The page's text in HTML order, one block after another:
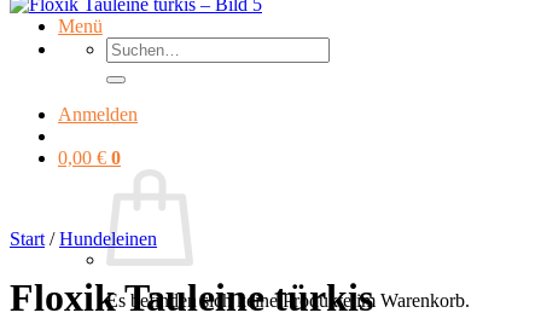
Menü
Suchen
nach:
Anmelden
0,00 € 0
Es befinden sich keine Produkte im Warenkorb.
Start / Hundeleinen
Floxik Tauleine türkis